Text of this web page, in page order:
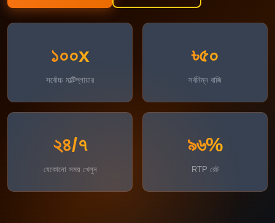
১০০x
সর্বোচ্চ মাল্টিপ্লায়ার
৳৫০
সর্বনিম্ন বাজি
২৪/৭
যেকোনো সময় খেলুন
৯৬%
RTP রেট